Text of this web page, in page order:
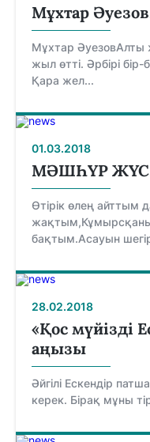
Мұхтар
Мұхтар
жыл өтті. Әрбірі
Қара жел...
01.03.2018
МӘШҺҮР
Өтірік өлең айттым
бақтым.Асауын
28.02.2018
«Қос мүйізді
аңызы
Әйгілі Ескендір
керек. Бірақ мұны